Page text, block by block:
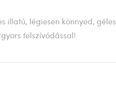
illatú, légiesen könnyed, géles
felszívódással!